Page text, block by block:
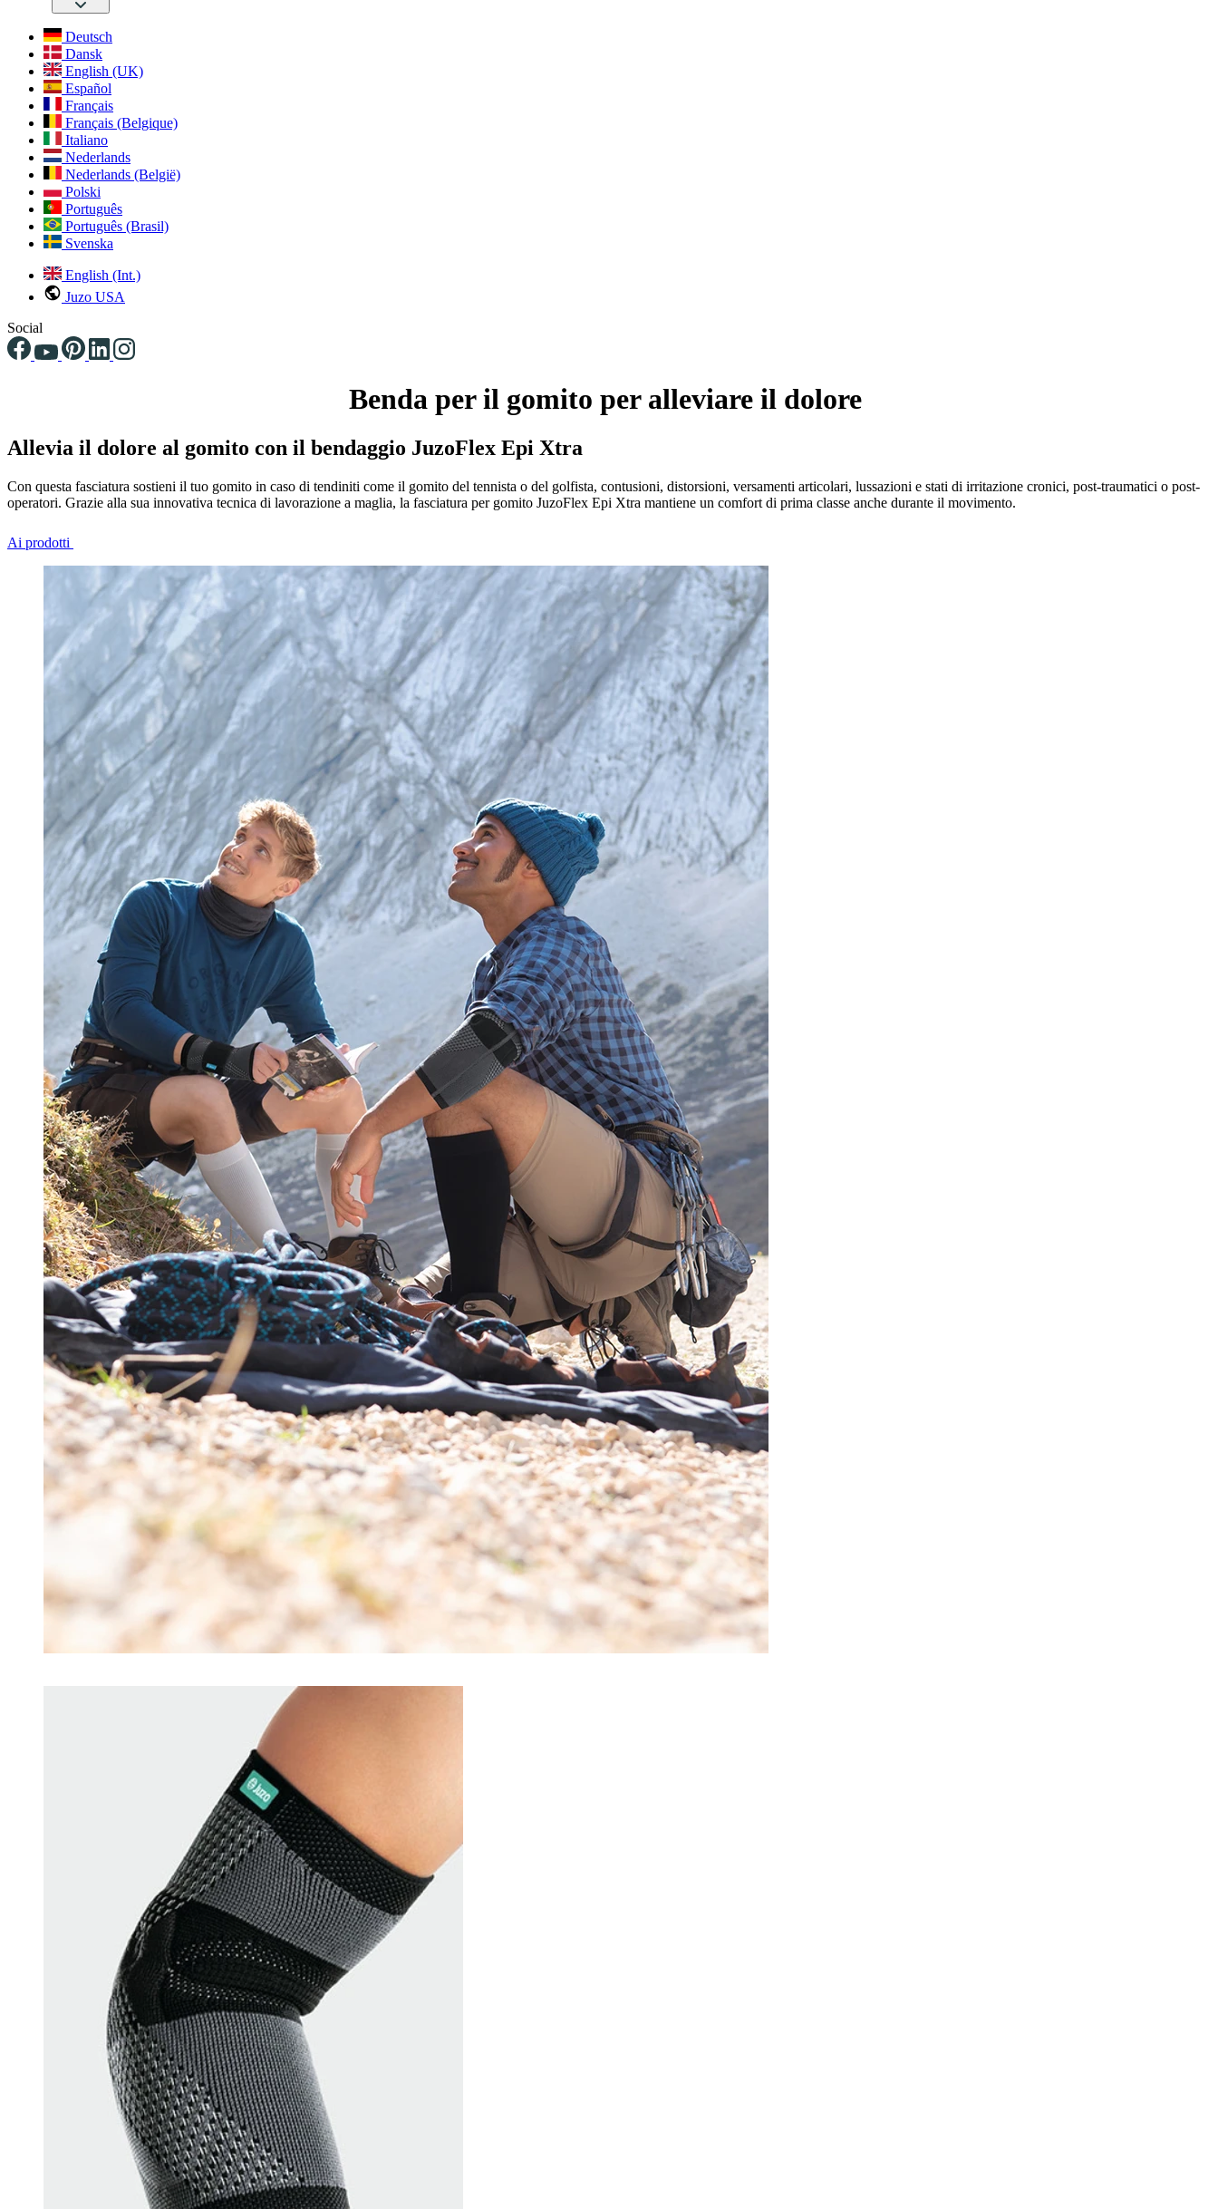
Deutsch
Dansk
English (UK)
Español
Français
Français (Belgique)
Italiano
Nederlands
Nederlands (België)
Polski
Português
Português (Brasil)
Svenska
English (Int.)
Juzo USA
Social
Benda per il gomito per alleviare il dolore
Allevia il dolore al gomito con il bendaggio JuzoFlex Epi Xtra
Con questa fasciatura sostieni il tuo gomito in caso di tendiniti come il gomito del tennista o del golfista, contusioni, distorsioni, versamenti articolari, lussazioni e stati di irritazione cronici, post-traumatici o post-
operatori. Grazie alla sua innovativa tecnica di lavorazione a maglia, la fasciatura per gomito JuzoFlex Epi Xtra mantiene un comfort di prima classe anche durante il movimento.
Ai prodotti